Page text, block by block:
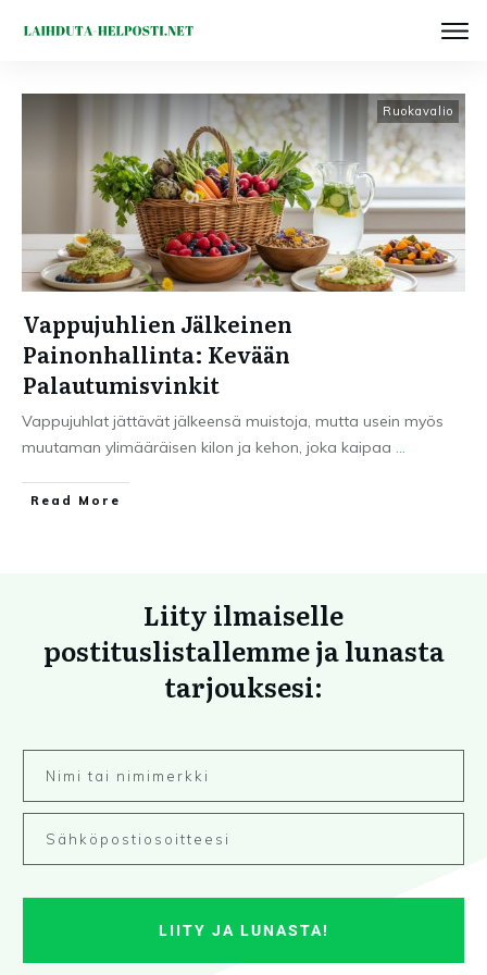
Ruokavalio
Vappujuhlien Jälkeinen
Painonhallinta: Kevään
Palautumisvinkit
Vappujuhlat jättävät jälkeensä muistoja, mutta usein myös
muutaman ylimääräisen kilon ja kehon, joka kaipaa ...
Read More
Liity ilmaiselle
postituslistallemme ja lunasta
tarjouksesi:
LIITY JA LUNASTA!